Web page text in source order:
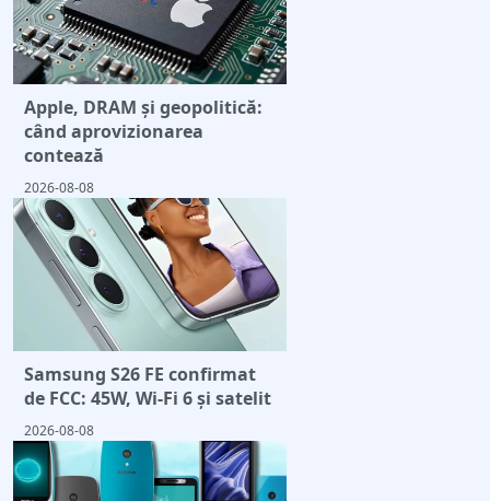
Apple, DRAM și geopolitică:
când aprovizionarea
contează
2026-08-08
Samsung S26 FE confirmat
de FCC: 45W, Wi-Fi 6 și satelit
2026-08-08